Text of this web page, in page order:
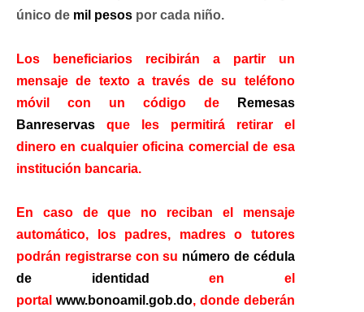
único de mil pesos por cada niño.
Los beneficiarios recibirán a partir un
mensaje de texto a través de su teléfono
móvil con un código de
Remesas
Banreservas que les permitirá retirar el
dinero en cualquier oficina comercial de esa
institución bancaria.
En caso de que no reciban el mensaje
automático, los padres, madres o tutores
podrán registrarse con su número de cédula
de identidad
en el
portal www.bonoamil.gob.do, donde deberán